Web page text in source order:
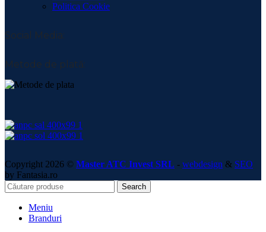
Politica Cookie
Social Media:
Metode de plată:
Copyright 2026 © Master ATC Invest SRL - webdesign & SEO
by Fantasia.ro
Search
Meniu
Branduri